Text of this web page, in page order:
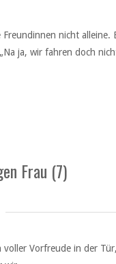
nicht alleine.
ja, wir fahren doch
Frau (7)
Vorfreude in der